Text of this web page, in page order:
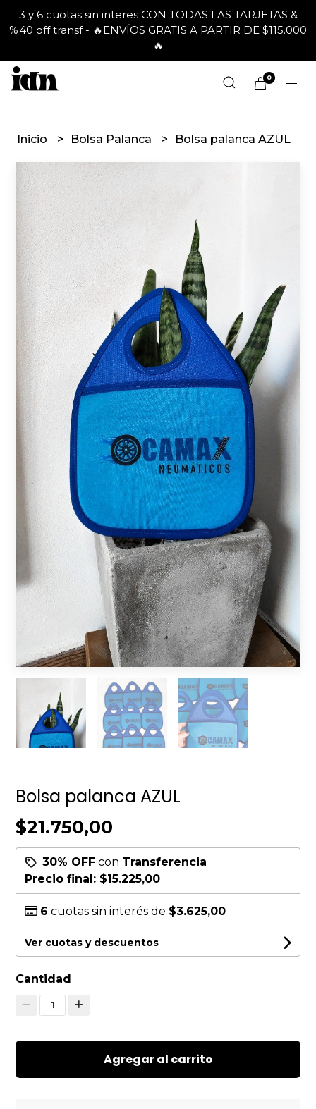
3 y 6 cuotas sin interes CON TODAS LAS TARJETAS &
%40 off transf - 🔥ENVÍOS GRATIS A PARTIR DE $115.000
🔥
0
Inicio Bolsa Palanca Bolsa palanca AZUL
Bolsa palanca AZUL
$21.750,00
30% OFF con Transferencia
Precio final: $15.225,00
6 cuotas sin interés de $3.625,00
Ver cuotas y descuentos
Cantidad
1
Agregar al carrito